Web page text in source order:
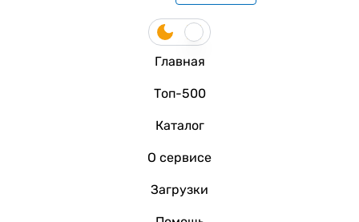
Главная
Топ-500
Каталог
О сервисе
Загрузки